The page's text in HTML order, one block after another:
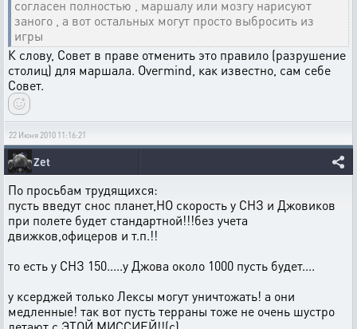
согласен полностью , маршалу или мозгу нарисуют
заного , а вот остальных могут просто выбросить из
игры
К слову, Совет в праве отменить это правило (разрушение
столиц) для маршала. Overmind, как известно, сам себе
Совет.
22 Июня 2010 11:16:21
Zet
По просьбам трудящихся:
пусть введут снос планет,НО скорость у СНЗ и Джовиков
при полете будет стандартной!!!без учета
движков,офицеров и т.п.!!
то есть у СНЗ 150.....у Джова около 1000 пусть будет....
у ксерджей только Лексы могут уничтожать! а они
медленные! так вот пусть терраны тоже не очень шустро